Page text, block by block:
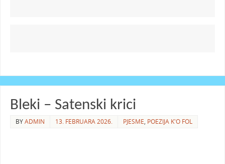
Bleki – Satenski krici
BYADMIN 13. FEBRUARA 2026. PJESME, POEZIJA K'O FOL